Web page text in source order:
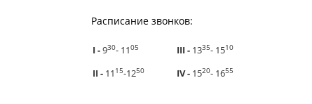
Расписание звонков:
I -930- 1105 III - 1335- 1510
II - 11 15-1250 IV - 1520- 1655